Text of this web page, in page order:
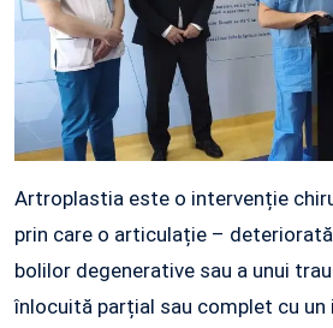
Artroplastia este o intervenție
prin care o articulație –
bolilor degenerative sau a unui
înlocuită parțial sau complet cu